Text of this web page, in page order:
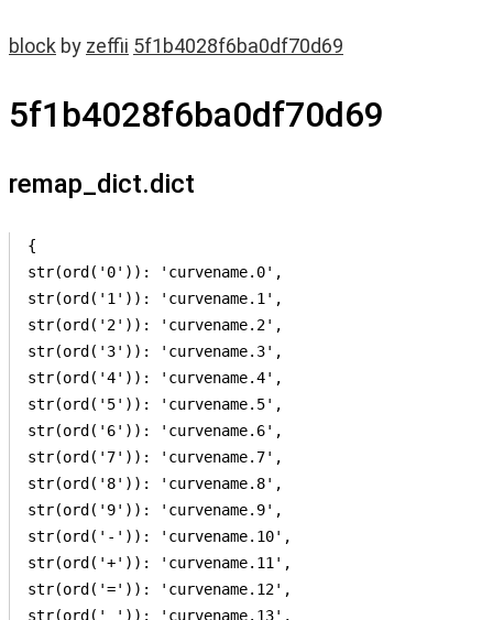
block by zeffii 5f1b4028f6ba0df70d69
5f1b4028f6ba0df70d69
remap_dict.dict
{
str(ord('0')): 'curvename.0',
str(ord('1')): 'curvename.1',
str(ord('2')): 'curvename.2',
str(ord('3')): 'curvename.3',
str(ord('4')): 'curvename.4',
str(ord('5')): 'curvename.5',
str(ord('6')): 'curvename.6',
str(ord('7')): 'curvename.7',
str(ord('8')): 'curvename.8',
str(ord('9')): 'curvename.9',
str(ord('-')): 'curvename.10',
str(ord('+')): 'curvename.11',
str(ord('=')): 'curvename.12',
str(ord('_')): 'curvename.13',